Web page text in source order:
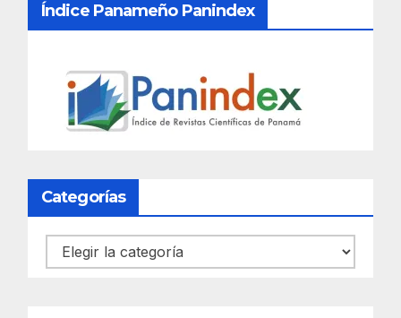
Índice Panameño Panindex
Categorías
Categorías